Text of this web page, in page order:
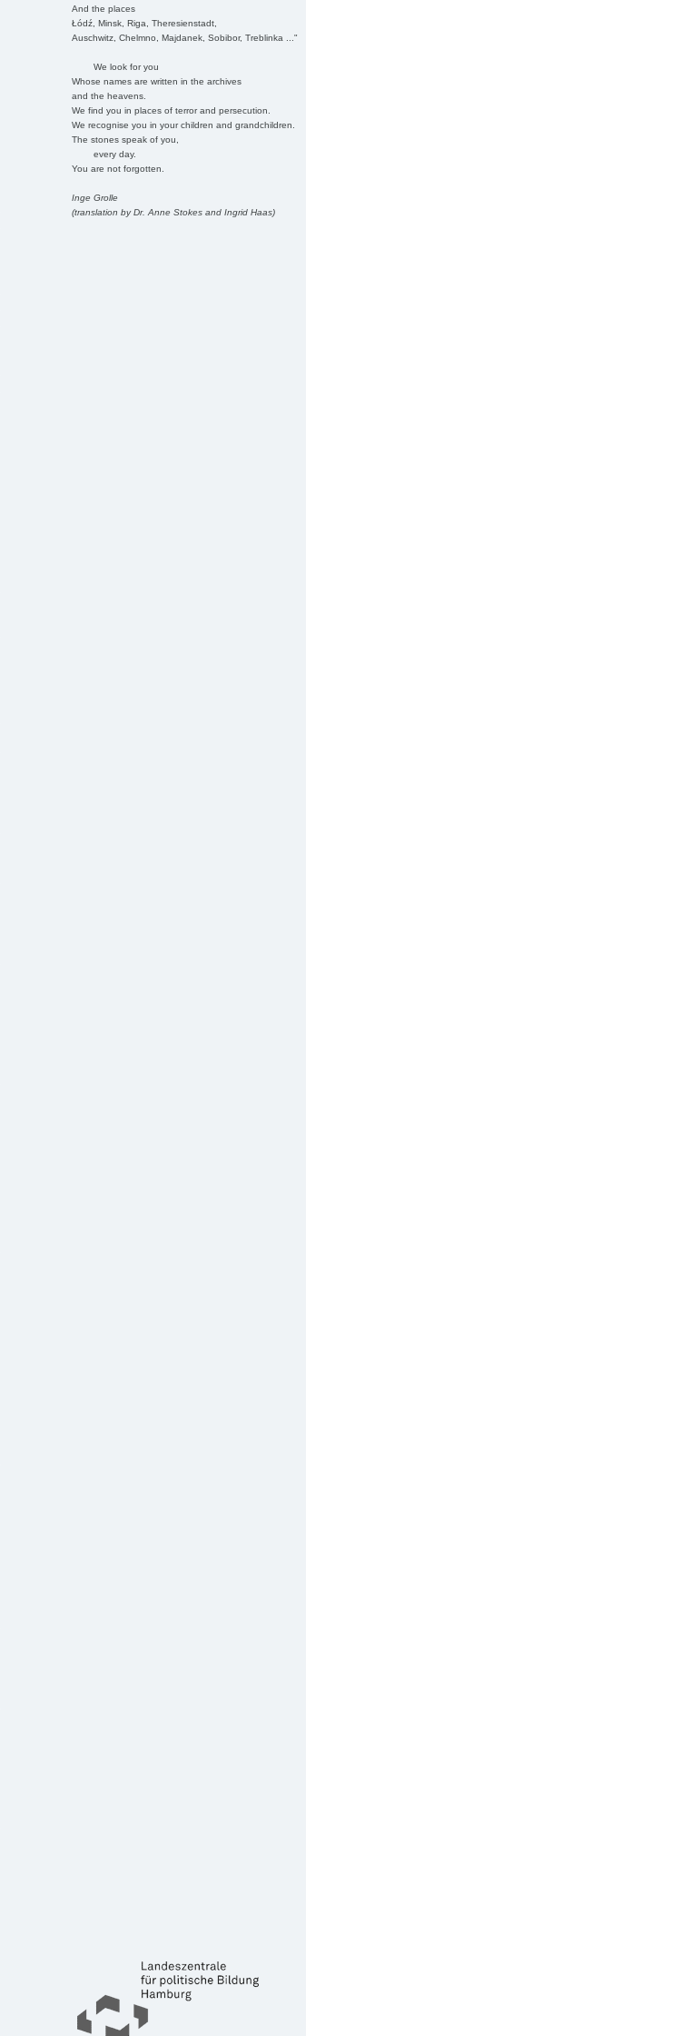
And the places
Łódź, Minsk, Riga, Theresienstadt,
Auschwitz, Chelmno, Majdanek, Sobibor, Treblinka ..."
We look for you
Whose names are written in the archives
and the heavens.
We find you in places of terror and persecution.
We recognise you in your children and grandchildren.
The stones speak of you,
every day.
You are not forgotten.
Inge Grolle
(translation by Dr. Anne Stokes and Ingrid Haas)